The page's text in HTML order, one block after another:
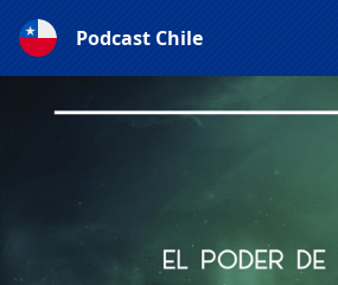
Podcast Chile